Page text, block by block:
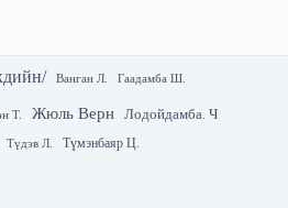
Ванган Л. Гаадамба Ш.
Т. Жюль Верн Лодойдамба. Ч
Түдэв Л. Түмэнбаяр Ц.